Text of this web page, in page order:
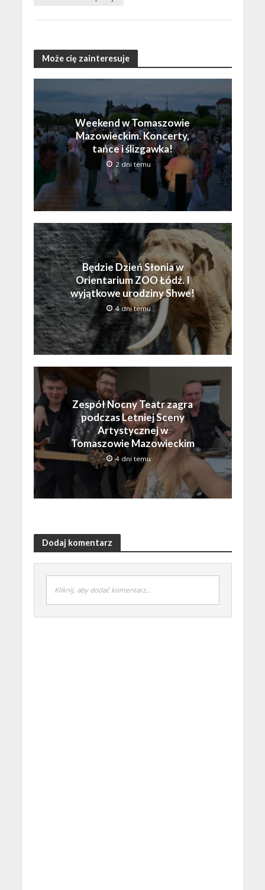
Może cię zainteresuje
Weekend w Tomaszowie
Mazowieckim. Koncerty,
tańce i ślizgawka!
2 dni temu
Będzie Dzień Słonia w
Orientarium ZOO Łódź. I
wyjątkowe urodziny Shwe!
4 dni temu
Zespół Nocny Teatr zagra
podczas Letniej Sceny
Artystycznej w
Tomaszowie Mazowieckim
4 dni temu
Dodaj komentarz
Kliknij, aby dodać komentarz...